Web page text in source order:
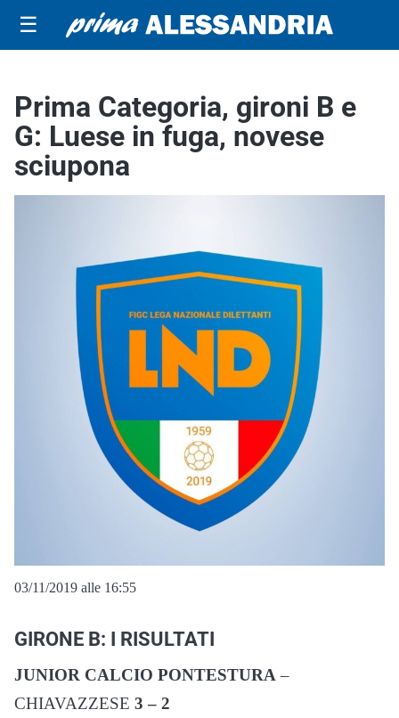
☰
Prima Categoria, gironi B e
G: Luese in fuga, novese
sciupona
03/11/2019 alle 16:55
GIRONE B: I RISULTATI
JUNIOR CALCIO PONTESTURA –
CHIAVAZZESE 3 – 2